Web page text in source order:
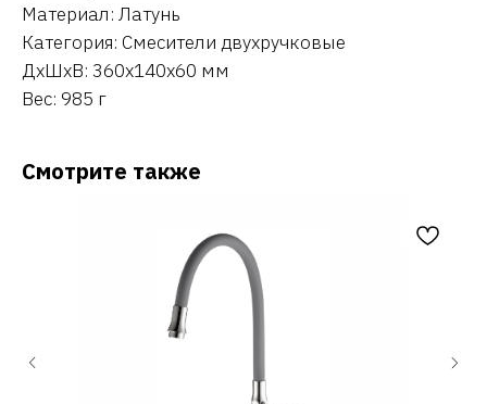
Материал: Латунь
Категория: Смесители двухручковые
ДxШxВ: 360x140x60 мм
Вес: 985 г
Смотрите также